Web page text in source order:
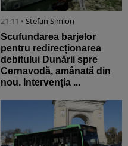
21:11 • Stefan Simion
Scufundarea barjelor
pentru redirecționarea
debitului Dunării spre
Cernavodă, amânată din
nou. Intervenția ...